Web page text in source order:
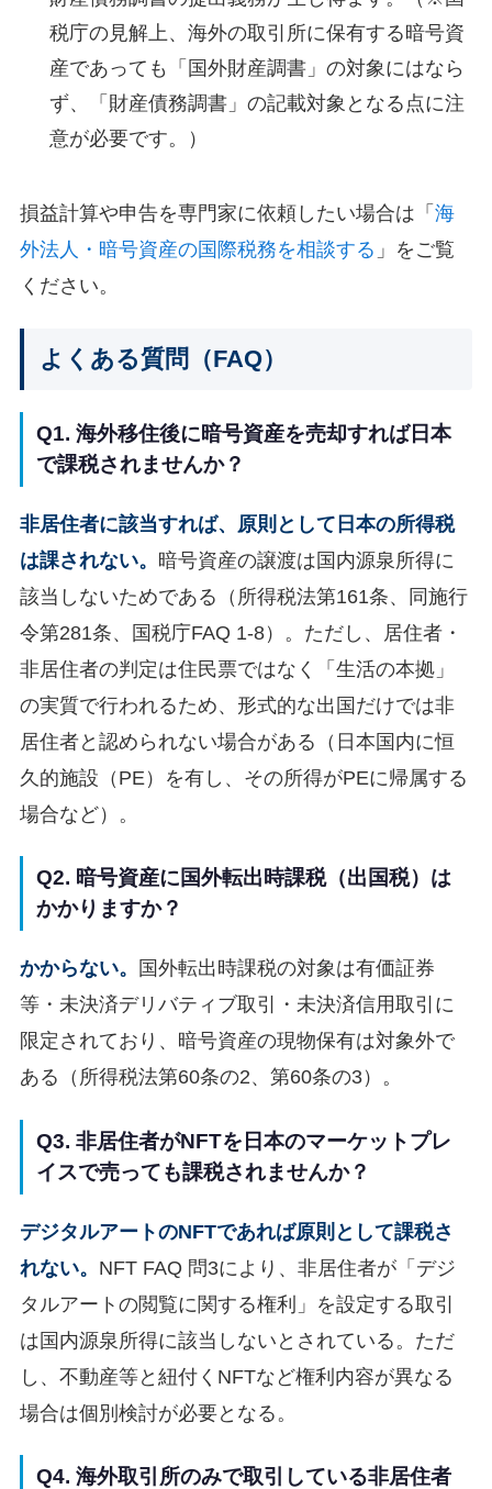
税庁の見解上、海外の取引所に保有する暗号資
産であっても「国外財産調書」の対象にはなら
ず、「財産債務調書」の記載対象となる点に注
意が必要です。）
損益計算や申告を専門家に依頼したい場合は「 海
外法人・暗号資産の国際税務を相談する 」をご覧
ください。
よくある質問（FAQ）
Q1. 海外移住後に暗号資産を売却すれば日本
で課税されませんか？
非居住者に該当すれば、原則として日本の所得税
は課されない。 暗号資産の譲渡は国内源泉所得に
該当しないためである（所得税法第161条、同施行
令第281条、国税庁FAQ 1-8）。ただし、居住者・
非居住者の判定は住民票ではなく「生活の本拠」
の実質で行われるため、形式的な出国だけでは非
居住者と認められない場合がある（日本国内に恒
久的施設（PE）を有し、その所得がPEに帰属する
場合など）。
Q2. 暗号資産に国外転出時課税（出国税）は
かかりますか？
かからない。
国外転出時課税の対象は有価証券
等・未決済デリバティブ取引・未決済信用取引に
限定されており、暗号資産の現物保有は対象外で
ある（所得税法第60条の2、第60条の3）。
Q3. 非居住者がNFTを日本のマーケットプレ
イスで売っても課税されませんか？
デジタルアートのNFTであれば原則として課税さ
れない。 NFT FAQ 問3により、非居住者が「デジ
タルアートの閲覧に関する権利」を設定する取引
は国内源泉所得に該当しないとされている。ただ
し、不動産等と紐付くNFTなど権利内容が異なる
場合は個別検討が必要となる。
Q4. 海外取引所のみで取引している非居住者